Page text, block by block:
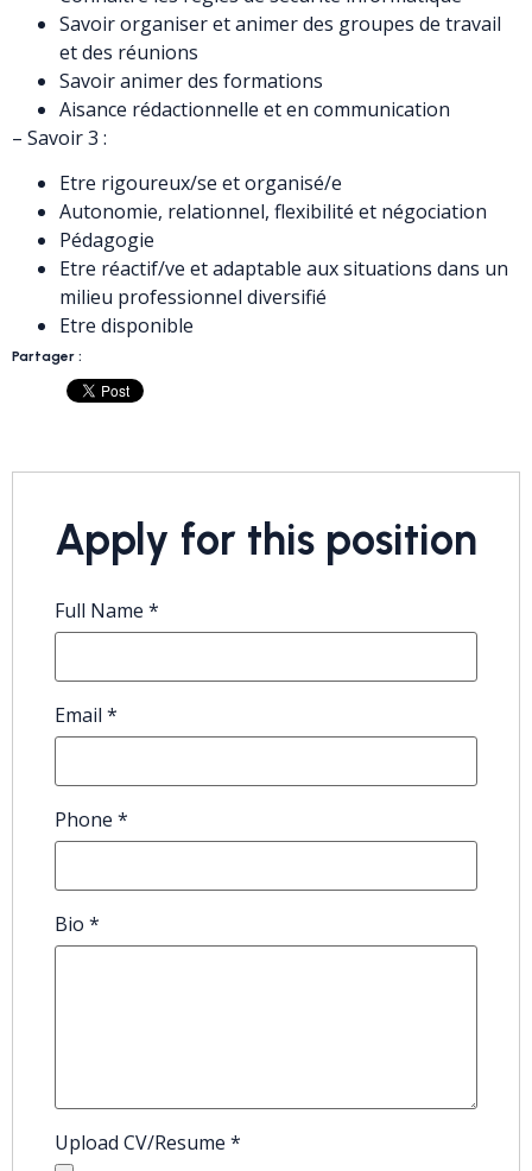
Savoir organiser et animer des groupes de travail
et des réunions
Savoir animer des formations
Aisance rédactionnelle et en communication
– Savoir 3 :
Etre rigoureux/se et organisé/e
Autonomie, relationnel, flexibilité et négociation
Pédagogie
Etre réactif/ve et adaptable aux situations dans un
milieu professionnel diversifié
Etre disponible
Partager :
Apply for this position
Full Name *
Email *
Phone *
Bio *
Upload CV/Resume *